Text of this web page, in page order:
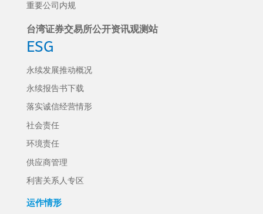
重要公司内规
台湾证券交易所公开资讯观测站
ESG
永续发展推动概况
永续报告书下载
落实诚信经营情形
社会责任
环境责任
供应商管理
利害关系人专区
运作情形